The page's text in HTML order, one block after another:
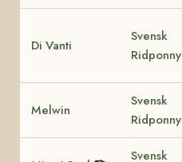
Di Vanti
Svensk
Ridponny
Melwin
Svensk
Ridponny
Svensk